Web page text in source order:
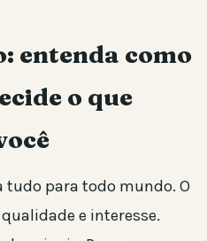
entenda como
o que
para todo mundo. O
e interesse.